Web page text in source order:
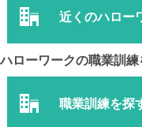
近くのハロー
ハローワークの職業訓
職業訓練を探